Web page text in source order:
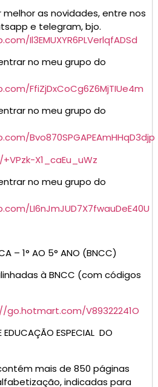
as novidades, entre nos
e telegram, bjo.
Il3EMUXYR6PLVerlqfADSd
no meu grupo do
FfiZjDxCoCg6Z6MjTIUe4m
no meu grupo do
Bvo870SPGAPEAmHHqD3djp
X1_caEu_uWz
no meu grupo do
LI6nJmJUD7X7fwauDeE40U
– 1° AO 5° ANO (BNCC)
à BNCC (com códigos
go.hotmart.com/V89322241O
EDUCAÇÃO ESPECIAL DO
mais de 850 páginas
indicadas para